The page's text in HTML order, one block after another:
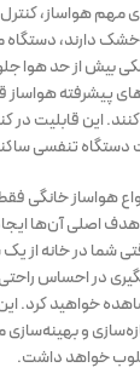
مهم هواساز،
دارند، دستگاه
بیش از حد هوا
پیشرفته هواساز
این قابلیت در
دستگاه تنفسی
هواساز خانگی
هدف اصلی آن‌ها
شما در خانه از
در احساس
خواهید کرد.
و
خواهد داشت.